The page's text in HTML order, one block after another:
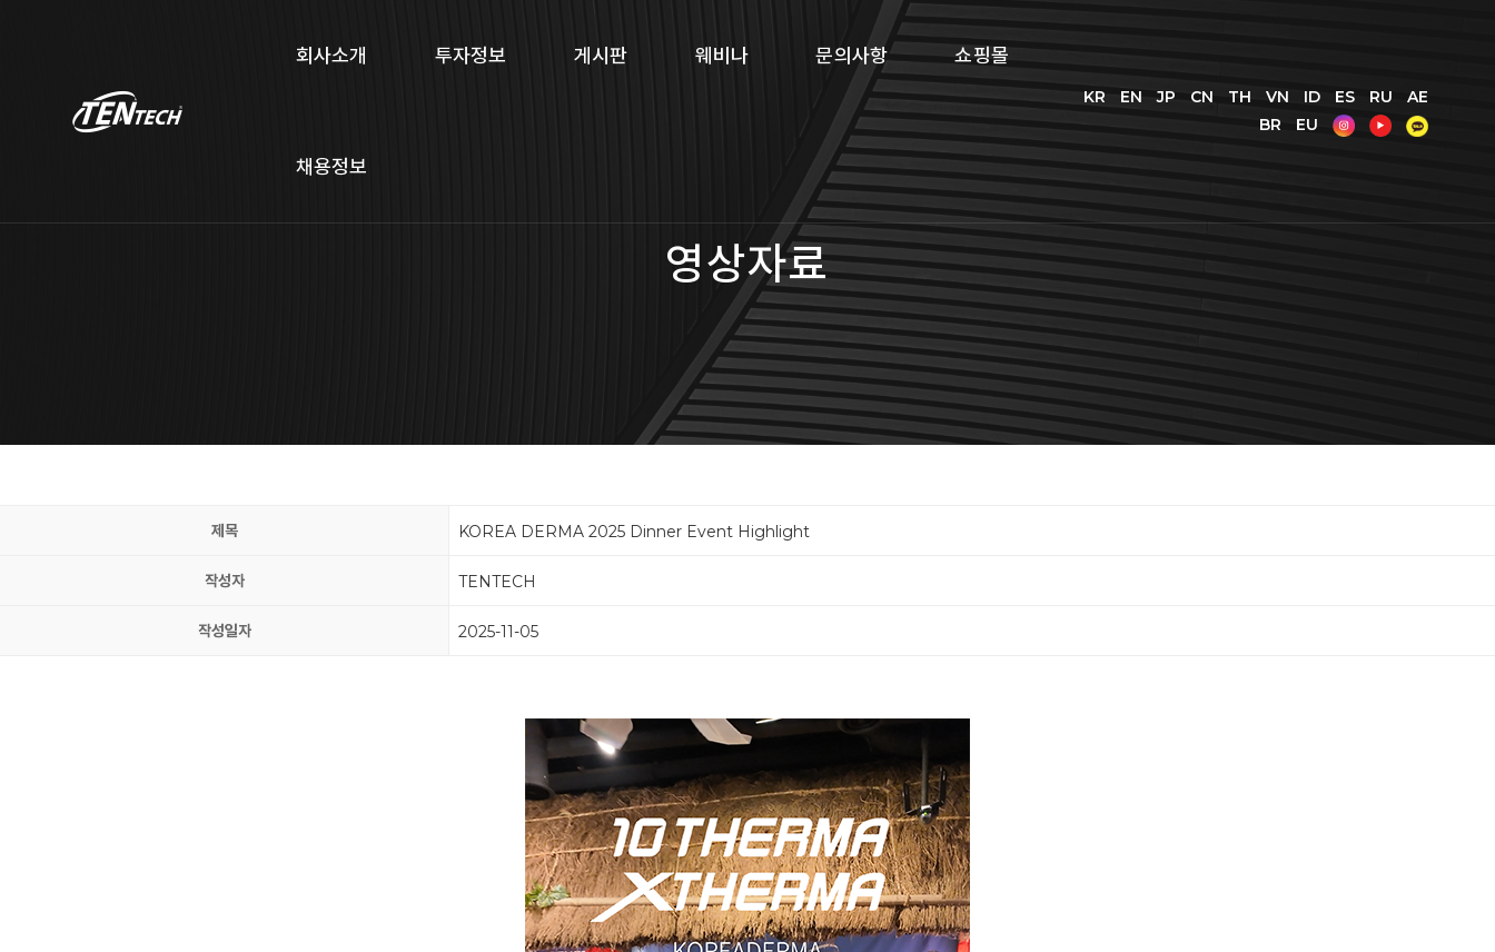
회사소개 투자정보 게시판 웨비나 문의사항 쇼핑몰
채용정보
KR EN JP CN TH VN ID ES RU
AE
BR
EU
영상자료
제목 KOREA DERMA 2025 Dinner Event Highlight
작성자 TENTECH
작성일자 2025-11-05